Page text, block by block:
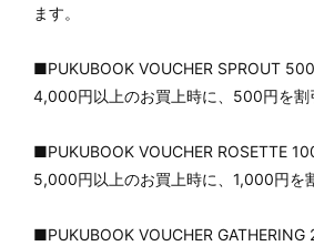
ます。
■PUKUBOOK VOUCHER SPROUT 500
4,000円以上のお買上時に、500円を割
■PUKUBOOK VOUCHER ROSETTE
5,000円以上のお買上時に、1,000円を
■PUKUBOOK VOUCHER GATHERING